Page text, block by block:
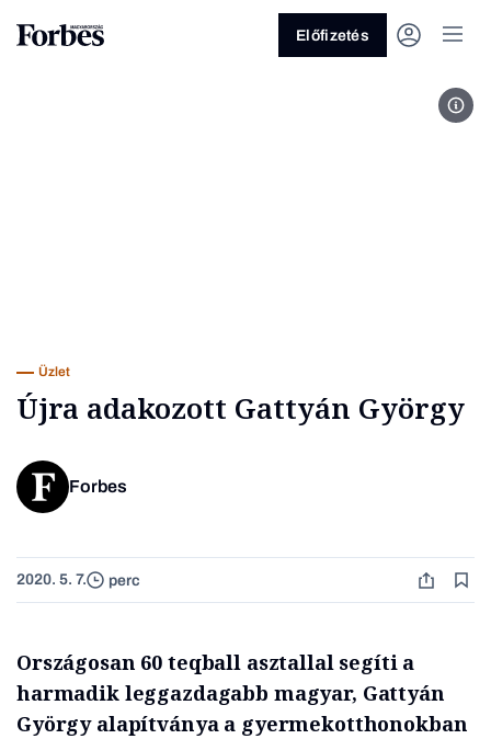
Előfizetés
Üzlet
Újra adakozott Gattyán György
Forbes
2020. 5. 7. perc
Országosan 60 teqball asztallal segíti a
harmadik leggazdagabb magyar, Gattyán
György alapítványa a gyermekotthonokban